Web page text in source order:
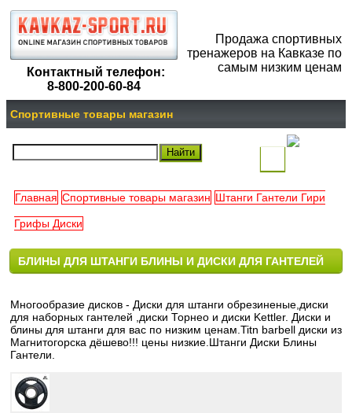
Контактный телефон:
8-800-200-60-84
Продажа спортивных
тренажеров на Кавказе по
самым низким ценам
Спортивные товары магазин
пуста
Главная Спортивные товары магазин Штанги Гантели Гири
Грифы Диски
БЛИНЫ ДЛЯ ШТАНГИ БЛИНЫ И ДИСКИ ДЛЯ ГАНТЕЛЕЙ
Многообразие дисков - Диски для штанги обрезиненые,диски
для наборных гантелей ,диски Торнео и диски Kettler. Диски и
блины для штанги для вас по низким ценам.Titn barbell диски из
Магнитогорска дёшево!!! цены низкие.Штанги Диски Блины
Гантели.